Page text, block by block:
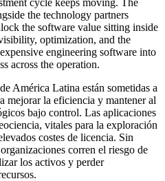
the technology partners
the software value sitting inside
optimization, and the
engineering software into
across the operation.
América Latina están sometidas a
mejorar la eficiencia y mantener al
bajo control. Las aplicaciones
vitales para la exploración
costes de licencia. Sin
corren el riesgo de
los activos y perder